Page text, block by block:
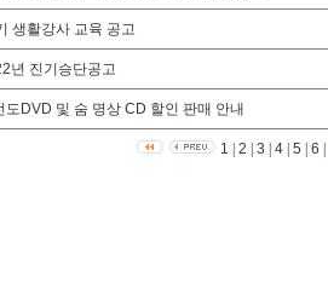
생활강사 교육 공고
년 진기승단공고
도DVD 및 숨 명상 CD 할인 판매 안내
1 2 3 4| 5 6